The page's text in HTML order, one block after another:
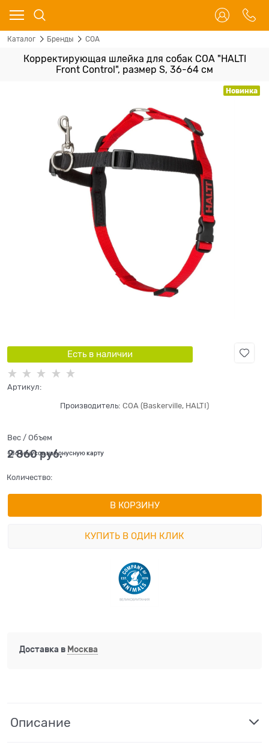
Каталог Бренды COA
Корректирующая шлейка для собак COA "HALTI
Front Control", размер S, 36-64 см
Новинка
Есть в наличии
Артикул:
Производитель: COA (Baskerville, HALTI)
Вес / Объем
2 860 руб.
+86 бонусов на бонусную карту
Количество:
В КОРЗИНУ
КУПИТЬ В ОДИН КЛИК
Доставка в Москва
Описание